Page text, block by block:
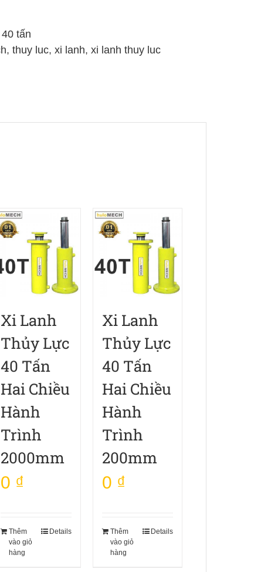
Hành
tấn
, thuy luc, xi lanh, xi lanh thuy luc
Xi Lanh
Thủy Lực
40 Tấn
Hai Chiều
Hành
Trình
2000mm
0 ₫
Thêm
vào giỏ
hàng
Details
Xi Lanh
Thủy Lực
40 Tấn
Hai Chiều
Hành
Trình
200mm
0 ₫
Thêm
vào giỏ
hàng
Details